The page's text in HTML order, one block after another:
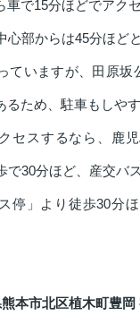
車で15分ほどでアク
心部からは45分ほど
ていますが、田原坂
ため、駐車もしやす
セスするなら、鹿
で30分ほど、産交バ
停」より徒歩30分
本市北区植木町豊岡